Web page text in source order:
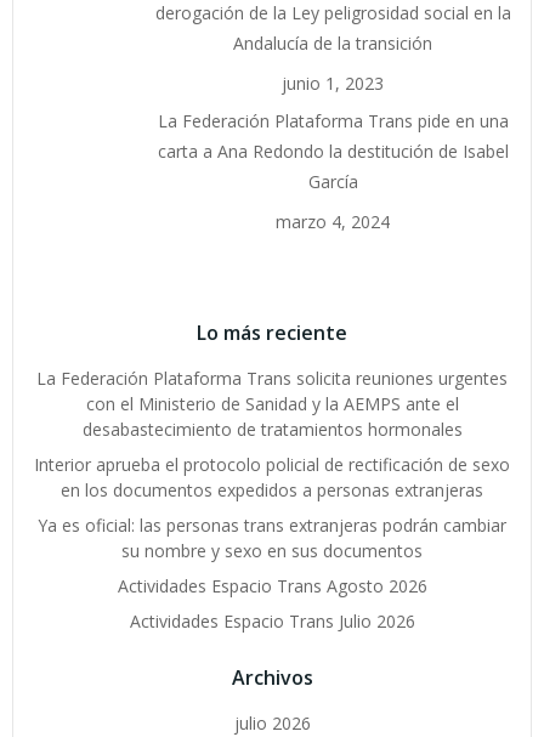
derogación de la Ley peligrosidad social en la
Andalucía de la transición
junio 1, 2023
La Federación Plataforma Trans pide en una
carta a Ana Redondo la destitución de Isabel
García
marzo 4, 2024
Lo más reciente
La Federación Plataforma Trans solicita reuniones urgentes
con el Ministerio de Sanidad y la AEMPS ante el
desabastecimiento de tratamientos hormonales
Interior aprueba el protocolo policial de rectificación de sexo
en los documentos expedidos a personas extranjeras
Ya es oficial: las personas trans extranjeras podrán cambiar
su nombre y sexo en sus documentos
Actividades Espacio Trans Agosto 2026
Actividades Espacio Trans Julio 2026
Archivos
julio 2026